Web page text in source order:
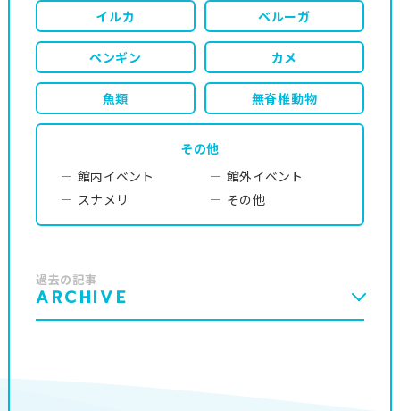
イルカ ベルーガ
ペンギン カメ
魚類 無脊椎動物
その他
館内イベント
館外イベント
スナメリ
その他
過去の記事
ARCHIVE